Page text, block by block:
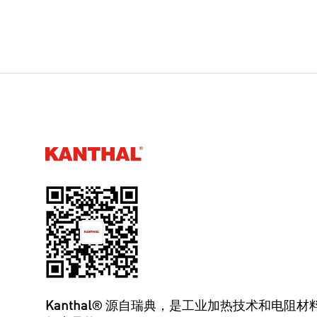
Kanthal®
Kanthal® 源自瑞典，是工业加热技术和电阻材